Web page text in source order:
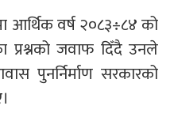
आर्थिक वर्ष २०८३÷८४ को
प्रश्नको जवाफ दिँदै उनले
पुनर्निर्माण सरकारको